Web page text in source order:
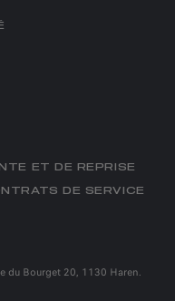
ET DE REPRISE
DE SERVICE
du Bourget 20, 1130 Haren.